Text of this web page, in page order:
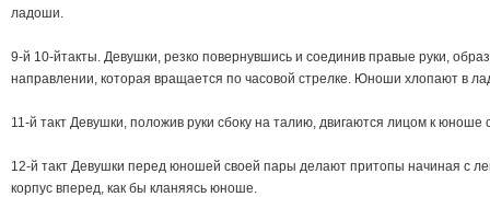
ладоши.
9-й 10-йтакты. Девушки, резко повернувшись и соединив правые руки,
направлении, которая вращается по часовой стрелке. Юноши хлопают в
11-й такт Девушки, положив руки сбоку на талию, двигаются лицом к
12-й такт Девушки перед юношей своей пары делают притопы начиная с
корпус вперед, как бы кланяясь юноше.